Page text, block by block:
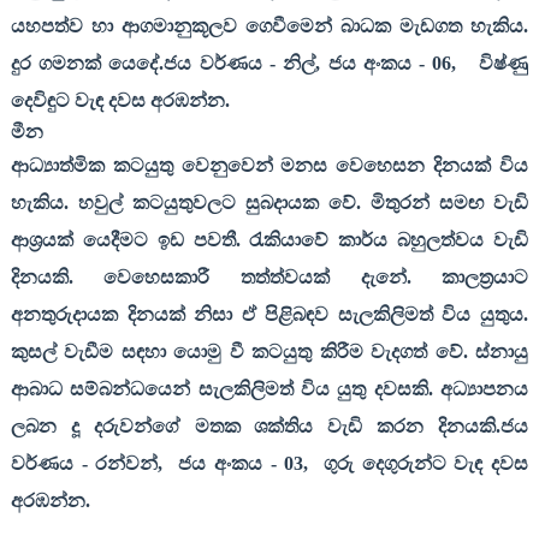
යහපත්ව හා ආගමානුකූලව ගෙවීමෙන් බාධක මැඩගත හැකිය.
දුර ගමනක් යෙදේ.ජය වර්ණය - නිල්, ජය අංකය - 06,
විෂ්ණු
දෙවිඳුට වැඳ දවස අරඹන්න.
මීන
ආධ්‍යාත්මික කටයුතු වෙනුවෙන් මනස වෙහෙසන දිනයක් විය
හැකිය. හවුල් කටයුතුවලට සුබදායක වේ. මිතුරන් සමඟ වැඩි
ආශ්‍රයක් යෙදීමට ඉඩ පවතී. රැකියාවේ කාර්ය බහුලත්වය වැඩි
දිනයකි. වෙහෙසකාරී තත්ත්වයක් දැනේ. කාලත්‍රයාට
අනතුරුදායක දිනයක් නිසා ඒ පිළිබඳව සැලකිලිමත් විය යුතුය.
කුසල් වැඩීම සඳහා යොමු වී කටයුතු කිරීම වැදගත් වේ. ස්නායු
ආබාධ සම්බන්ධයෙන් සැලකිලිමත් විය යුතු දවසකි. අධ්‍යාපනය
ලබන දූ දරුවන්ගේ මතක ශක්තිය වැඩි කරන දිනයකි.ජය
වර්ණය-රන්වන්, ජය අංකය - 03,
ගුරු දෙගුරුන්ට වැඳ දවස
අරඹන්න.